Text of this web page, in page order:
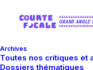
Archives
Toutes nos critiques et
Dossiers thématiques